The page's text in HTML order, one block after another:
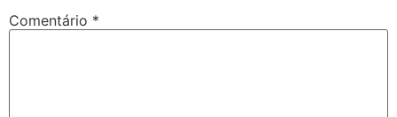
Comentário *